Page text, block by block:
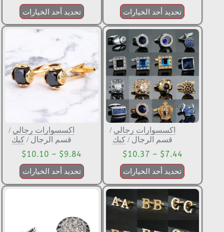
تحديد أحد الخيارات
تحديد أحد الخيارات
اكسسوارات رجالي /
قسم الرجال /كبك
$7.44
–
$10.37
تحديد أحد الخيارات
اكسسوارات رجالي /
قسم الرجال / كبك
$9.84
–
$10.10
تحديد أحد الخيارات